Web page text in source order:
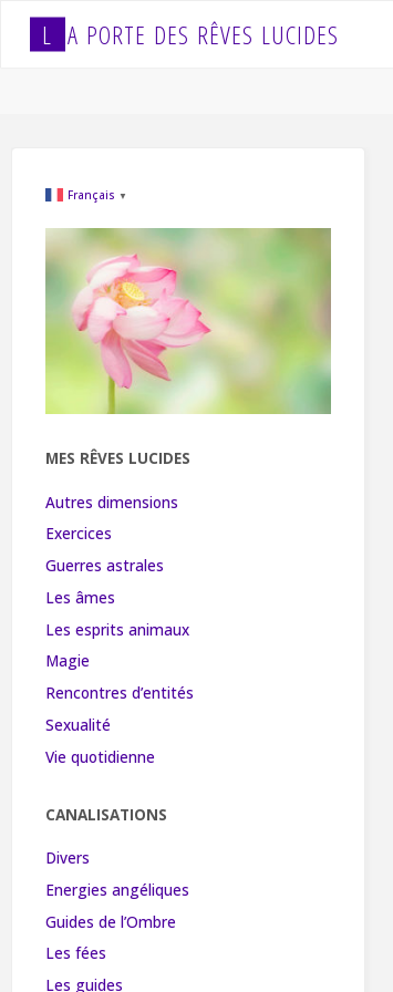
L A PORTE DES RÊVES LUCIDES
Français ▼
MES RÊVES LUCIDES
Autres dimensions
Exercices
Guerres astrales
Les âmes
Les esprits animaux
Magie
Rencontres d’entités
Sexualité
Vie quotidienne
CANALISATIONS
Divers
Energies angéliques
Guides de l’Ombre
Les fées
Les guides